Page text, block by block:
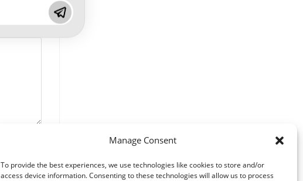
Manage Consent
To provide the best experiences, we use technologies like cookies to store and/or
access device information. Consenting to these technologies will allow us to process